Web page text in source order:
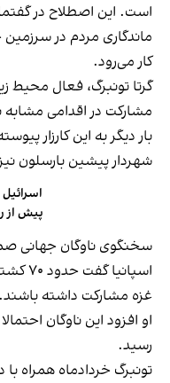
است. این اصطلاح در
ماندگاری مردم در
کار می‌رود.
گرتا تونبرگ، فعال
مشارکت در اقدامی مشابه
بار دیگر به این کارزار
شهردار پیشین بارسلون
پیش از
سخنگوی ناوگان جهانی
غزه مشارکت داشته باشند.
رسید.
تونبرگ خردادماه همراه